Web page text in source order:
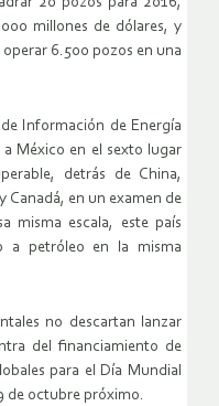
millones de dólares, y
6.500 pozos en una
Información de Energía
México en el sexto lugar
detrás de China,
Canadá, en un examen de
misma escala, este país
a petróleo en la misma
no descartan lanzar
del financiamiento de
para el Día Mundial
de octubre próximo.